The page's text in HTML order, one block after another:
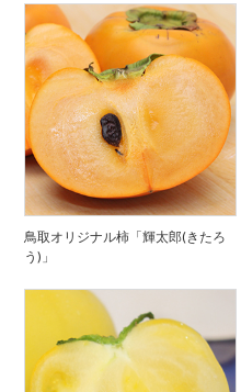
鳥取オリジナル柿「輝太郎(きたろ
う)」